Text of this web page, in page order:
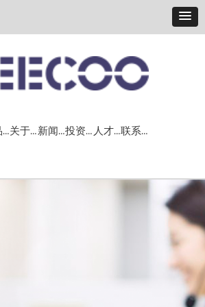
产品＆解决方案 关于我们 新闻中心 投资者关系 人才战略 联系我们